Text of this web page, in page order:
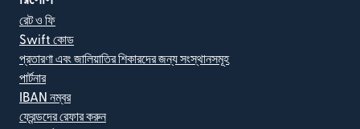
রেট ও ফি
Swift কোড
প্রতারণা এবং জালিয়াতির শিকারদের জন্য সংস্থানসমূহ
পার্টনার
IBAN নম্বর
ফ্রেন্ডদের রেফার করুন